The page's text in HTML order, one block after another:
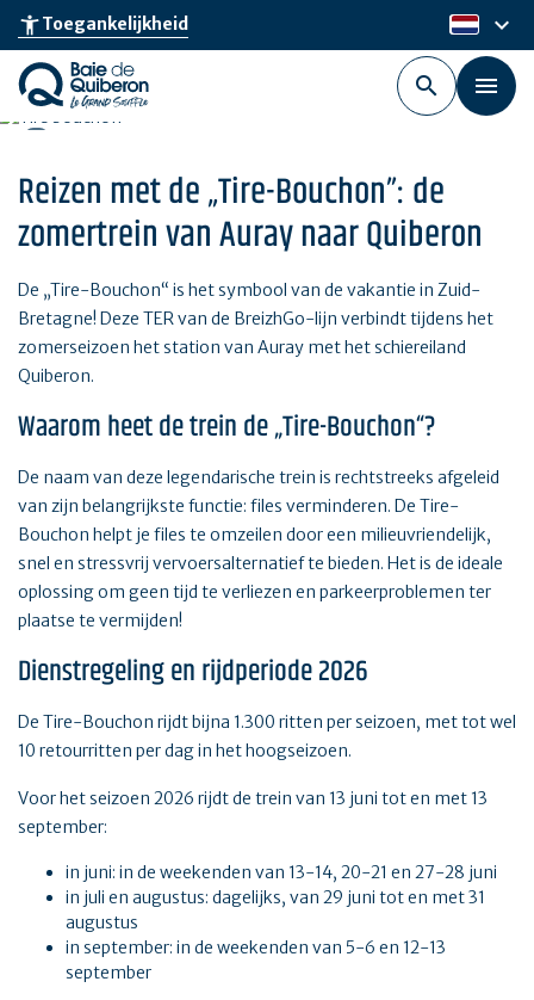
Skip
main
content
accessibility_newToegankelijkheid nl
keyboard_arrow_down
Reizen met de „Tire-Bouchon”: de
zomertrein van Auray naar Quiberon
De „Tire-Bouchon“ is het symbool van de vakantie in Zuid-
Bretagne! Deze TER van de BreizhGo-lijn verbindt tijdens het
zomerseizoen het station van Auray met het schiereiland
Quiberon.
Waarom heet de trein de „Tire-Bouchon“?
De naam van deze legendarische trein is rechtstreeks afgeleid
van zijn belangrijkste functie: files verminderen. De Tire-
Bouchon helpt je files te omzeilen door een milieuvriendelijk,
snel en stressvrij vervoersalternatief te bieden. Het is de ideale
oplossing om geen tijd te verliezen en parkeerproblemen ter
plaatse te vermijden!
Dienstregeling en rijdperiode 2026
De Tire-Bouchon rijdt bijna 1.300 ritten per seizoen, met tot wel
10 retourritten per dag in het hoogseizoen.
Voor het seizoen 2026 rijdt de trein van 13 juni tot en met 13
september:
in juni: in de weekenden van 13-14, 20-21 en 27-28 juni
in juli en augustus: dagelijks, van 29 juni tot en met 31
augustus
in september: in de weekenden van 5-6 en 12-13
september